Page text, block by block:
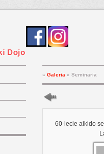
» Galeria » Seminaria
60-lecie aikido